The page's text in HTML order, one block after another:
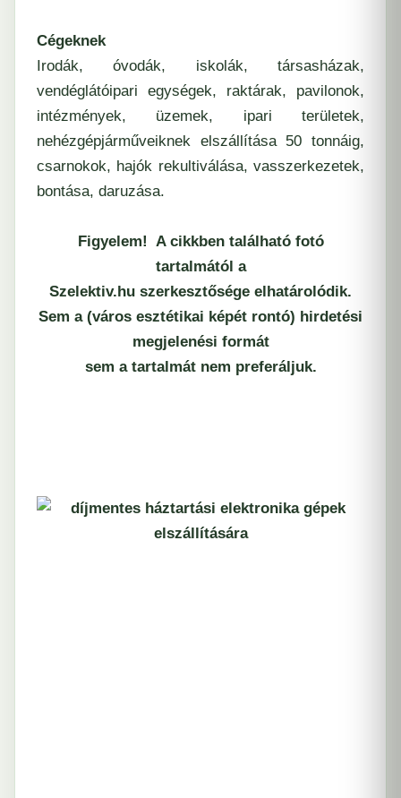
Cégeknek
Irodák, óvodák, iskolák, társasházak,
vendéglátóipari egységek, raktárak, pavilonok,
intézmények, üzemek, ipari területek,
nehézgépjárműveiknek elszállítása 50 tonnáig,
csarnokok, hajók rekultiválása, vasszerkezetek,
bontása, daruzása.
Figyelem! A cikkben található fotó
tartalmától a
Szelektiv.hu szerkesztősége elhatárolódik.
Sem a (város esztétikai képét rontó) hirdetési
megjelenési formát
sem a tartalmát nem preferáljuk.